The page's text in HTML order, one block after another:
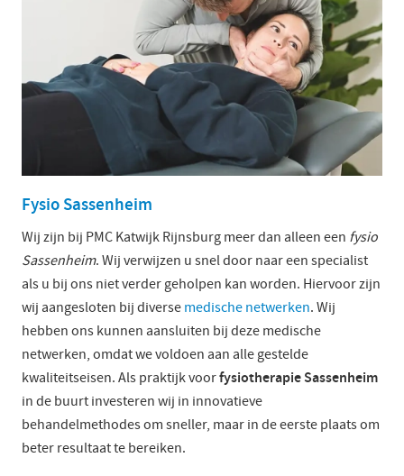
Fysio Sassenheim
Wij zijn bij PMC Katwijk Rijnsburg meer dan alleen een fysio
Sassenheim. Wij verwijzen u snel door naar een specialist
als u bij ons niet verder geholpen kan worden. Hiervoor zijn
wij aangesloten bij diverse medische netwerken. Wij
hebben ons kunnen aansluiten bij deze medische
netwerken, omdat we voldoen aan alle gestelde
kwaliteitseisen. Als praktijk voorfysiotherapie Sassenheim
in de buurt investeren wij in innovatieve
behandelmethodes om sneller, maar in de eerste plaats om
beter resultaat te bereiken.